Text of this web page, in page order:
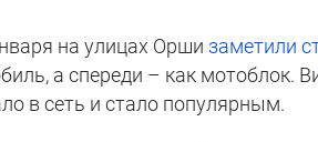
на улицах Орши заметили
а спереди – как мотоблок.
в сеть и стало популярным.